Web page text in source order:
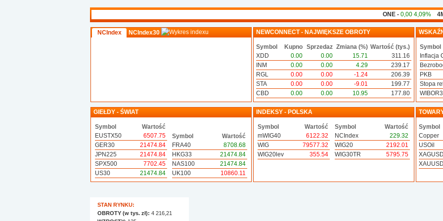
ONE -0,00 4,09%4MB -
NCIndex NCIndex30 NEWCONNECT - NAJWIĘKSZE OBROTY
Symbol Kupno Sprzedaz Zmiana (%) Wartość (tys.)
XDD
0.00 0.00 15.71
311.16
INM
0.00 0.00 4.29
239.17
RGL
0.00 0.00 -1.24
206.39
STA
0.00 0.00 -9.01
199.77
CBD
0.00 0.00 10.95 177.80
Symbol
Inflacja
PKB
Stopa
GIEŁDY - ŚWIAT
Symbol
Wartość
EUSTX50
6507.75
GER30
21474.84
JPN225
21474.84
SPX500
7702.45
US30
21474.84
Symbol
Wartość
FRA40
8708.68
HKG33
21474.84
NAS100
21474.84
UK100
10860.11
INDEKSY - POLSKA
Symbol
Wartość
mWIG40
6122.32
WIG
79577.32
WIG20lev
355.54
Symbol
Wartość
NCIndex
229.32
WIG20
2192.01
WIG30TR
5795.75
Symbol
Copper
USOil
XAGUSD
XAUUSD
STAN RYNKU:
OBROTY (w tys. zł): 4 216,21